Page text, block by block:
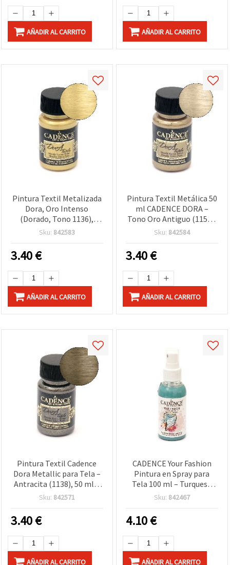
AÑADIR AL CARRITO AÑADIR AL CARRITO
Pintura Textil Metalizada
Dora, Oro Intenso
(Dorado, Tono 1136),
CADENCE – 50 ml – Para
Manualidades DIY
Sku: 842583
3.40€
AÑADIR AL CARRITO
Pintura Textil Metálica 50
ml CADENCE DORA –
Tono Oro Antiguo (1150),
acabado dorado para
vaqueros y manualidades
Sku: 842584
3.40€
AÑADIR AL CARRITO
Pintura Textil Cadence
Dora Metallic para Tela –
Antracita (1138), 50 ml –
Para Telas, Ropa y
Sku: 842571
3.40€
AÑADIR AL CARRITO
CADENCE Your Fashion
Pintura en Spray para
Tela 100 ml – Turquesa
1115 (Azul Agua), Spray
Ropa, Vaqueros, Lienzo y
Manualidades DIY
Sku: 842467
4.10€
AÑADIR AL CARRITO